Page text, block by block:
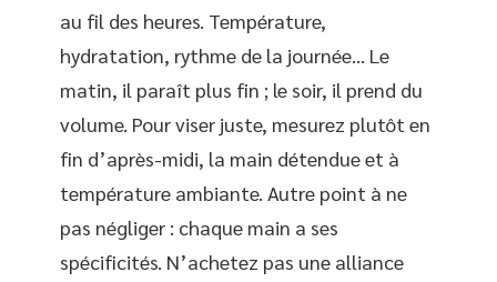
au fil des heures. Température,
hydratation, rythme de la journée… Le
matin, il paraît plus fin ; le soir, il prend du
volume. Pour viser juste, mesurez plutôt en
fin d’après-midi, la main détendue et à
température ambiante. Autre point à ne
pas négliger : chaque main a ses
spécificités. N’achetez pas une alliance